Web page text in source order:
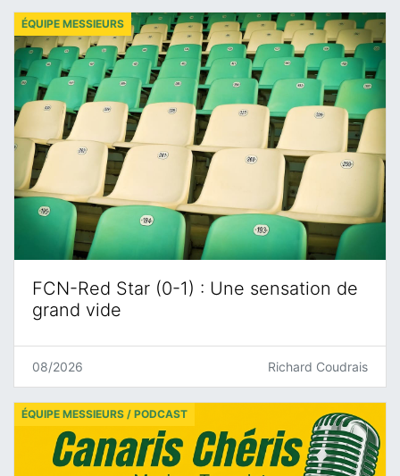
FCN-Red Star (0-1) : Une sensation de
grand vide
ÉQUIPE MESSIEURS
08/2026 Richard Coudrais
ÉQUIPE MESSIEURS / PODCAST